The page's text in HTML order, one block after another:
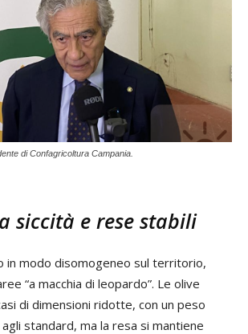
di Confagricoltura Campania.
siccità e rese stabili
in modo disomogeneo sul territorio,
“a macchia di leopardo”. Le olive
di dimensioni ridotte, con un peso
standard, ma la resa si mantiene